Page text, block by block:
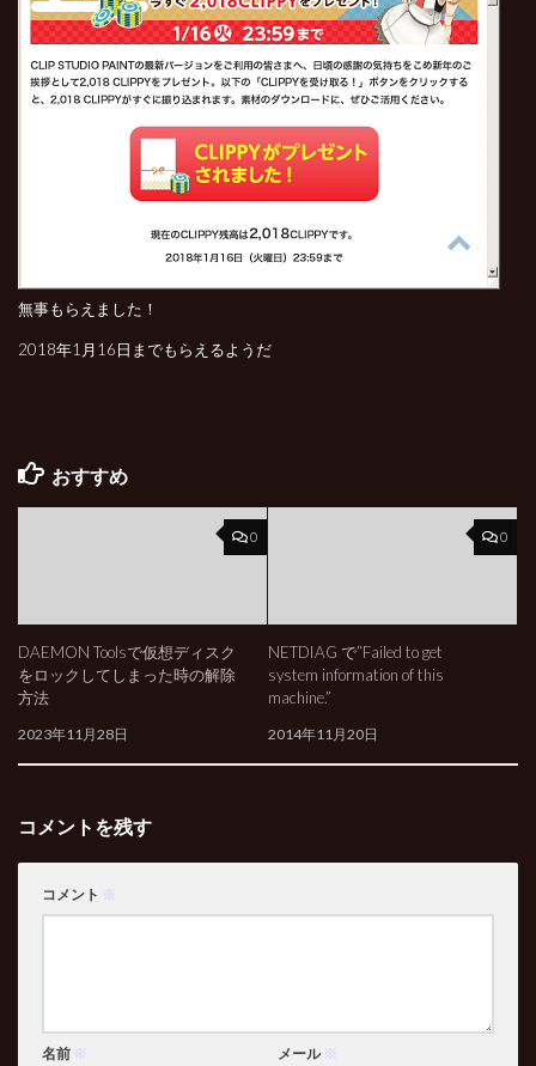
無事もらえました！
2018年1月16日までもらえるようだ
おすすめ
0
DAEMON Toolsで仮想ディスク
をロックしてしまった時の解除
方法
2023年11月28日
0
NETDIAG で”Failed to get
system information of this
machine.”
2014年11月20日
コメントを残す
コメント ※
名前 ※ メール ※